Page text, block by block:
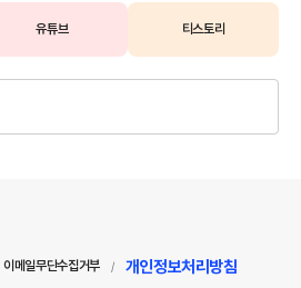
유튜브 티스토리
이메일무단수집거부 / 개인정보처리방침